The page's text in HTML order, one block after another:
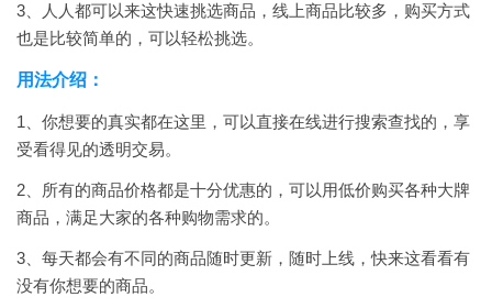
3、人人都可以来这快速挑选商品，线上商品比较多，购买方式
也是比较简单的，可以轻松挑选。
用法介绍：
1、你想要的真实都在这里，可以直接在线进行搜索查找的，享
受看得见的透明交易。
2、所有的商品价格都是十分优惠的，可以用低价购买各种大牌
商品，满足大家的各种购物需求的。
3、每天都会有不同的商品随时更新，随时上线，快来这看看有
没有你想要的商品。